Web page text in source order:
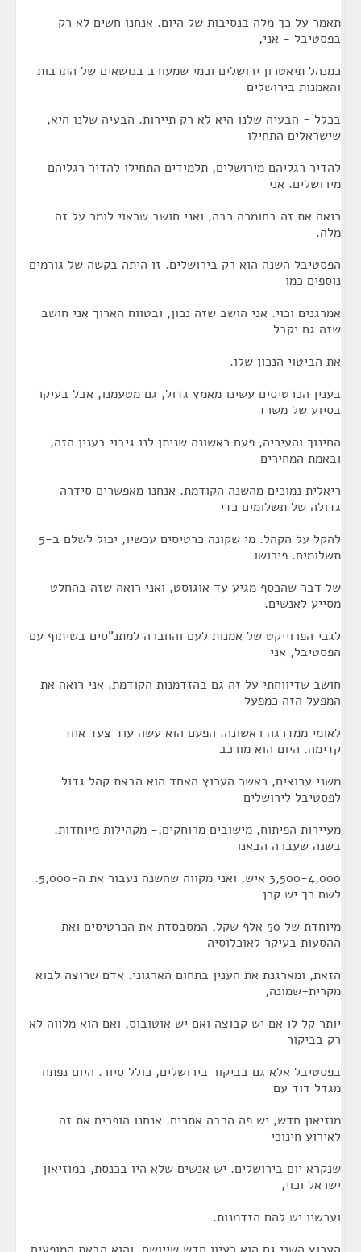
תאמר על כך מלה בנסיבות של היום. אנחנו חשים לא רק
בפסטיבל - אני,
כמנהל תיאטרון ירושלים וכמי שמעורב בנושאים של התרבות
והאמנות בירושלים
בכלל - הבעיה שלנו היא לא רק תיירות. הבעיה שלנו היא,
שישראלים התחילו
להדיר רגליהם מירושלים, תלמידים התחילו להדיר רגליהם
מירושלים. אני
רואה את זה בחומרה רבה, ואני חושב שראוי לומר על זה
מלה.
הפסטיבל השנה הוא רק בירושלים. זו היתה בקשה של גורמים
נוספים כמו
אמרגנים וכוי. אני הושב שזה נכון, ובטווח הארוך אני חושב
שזה גם יקבל
את הביטוי הנכון שלו.
בענין הכרטיסים עשינו מאמץ גדול, גם מטעמנו, אבל בעיקר
בסיוע של משרד
החינוך והעיריה, פעם ראשונה שניתן לנו גיבוי בענין הזה,
ובאמת המחירים
ריאלית נמוכים מהשנה הקודמת. אנחנו מאפשרים סידרה
גדולה של תשלומים כדי
להקל על הקהל. מי שקונה כרטיסים עכשיו, יכול לשלם ב-5
תשלומים. פירושו
של דבר שהכסף מגיע עד אוגוסט, ואני רואה שזה בהחלט
מסייע לאנשים.
לגבי הפרוייקט של אמנות לעם והחברה למתנ"סים בשיתוף עם
הפסטיבל, אני
חושב שדיווחתי על זה גם בהזדמנות הקודמת, אני רואה את
המפעל הזה כמפעל
לאומי ממדרגה ראשונה. הפעם הוא עשה עוד צעד אחד
קדימה. היום הוא מורכב
משני ערוצים, כאשר הערוץ האחד הוא הבאת קהל גדול
לפסטיבל לירושלים
מעיירות הפיתוח, מישובים מרוחקים,- מקהילות מיוחדות.
בשנה שעברה הבאנו
3,500-4,000 איש, ואני מקווה שהשנה נעבור את ה-5,000.
לשם כך יש קרן
מיוחדת של 50 אלף שקל, המסבסדת את הכרטיסים ואת
ההסעות בעיקר לאוכלוסיה
הזאת, ומארגנת את הענין בתחום הארגוני. אדם שרוצה לבוא
מקרית-שמונה,
יותר קל לו אם יש קבוצה ואם יש אוטובוס, ואם הוא מלווה לא
רק בביקור
בפסטיבל אלא גם בביקור בירושלים, כולל סיור. היום נפתח
מגדל דוד עם
מוזיאון חדש, יש פה הרבה אתרים. אנחנו הופכים את זה
לאירוע חינוכי
שנקרא יום בירושלים. יש אנשים שלא היו בכנסת, במוזיאון
ישראל וכוי,
ועכשיו יש להם הזדמנות.